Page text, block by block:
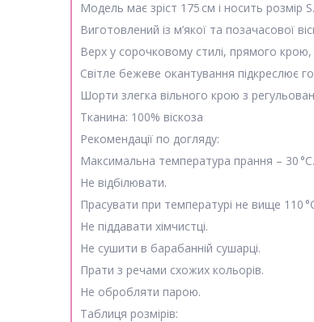
Модель має зріст 175 см і носить розмір S.
Виготовлений із м’якої та позачасової
Верх у сорочковому стилі, прямого
Світле бежеве окантування підкреслює
Шорти злегка вільного крою з
Тканина: 100% віскоза
Рекомендації по догляду:
Максимальна температура прання – 30 °C.
Не відбілювати.
Прасувати при температурі не вище 110
Не піддавати хімчистці.
Не сушити в барабанній сушарці.
Прати з речами схожих кольорів.
Не обробляти парою.
Таблиця розмірів: